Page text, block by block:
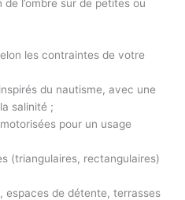
de l’ombre sur de petites ou
les contraintes de votre
du nautisme, avec une
salinité ;
pour un usage
(triangulaires, rectangulaires)
espaces de détente, terrasses